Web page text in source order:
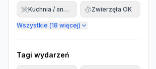
Kuchnia / aneks Zwierzęta OK
Wszystkie (18 więcej)
Tagi wydarzeń